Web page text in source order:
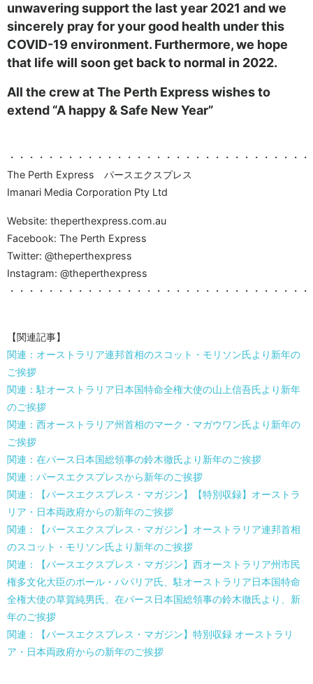
unwavering support the last year 2021 and we
sincerely pray for your good health under this
COVID-19 environment. Furthermore, we hope
that life will soon get back to normal in 2022.
All the crew at The Perth Express wishes to
extend “A happy & Safe New Year”
・・・・・・・・・・・・・・・・・・・・・・・・・・・・・・
The Perth Express パースエクスプレス
Imanari Media Corporation Pty Ltd
Website: theperthexpress.com.au
Facebook: The Perth Express
Twitter: @theperthexpress
Instagram: @theperthexpress
・・・・・・・・・・・・・・・・・・・・・・・・・・・・・・
【関連記事】
関連：オーストラリア連邦首相のスコット・モリソン氏より新年の
ご挨拶
関連：駐オーストラリア日本国特命全権大使の山上信吾氏より新年
のご挨拶
関連：西オーストラリア州首相のマーク・マガウワン氏より新年の
ご挨拶
関連：在パース日本国総領事の鈴木徹氏より新年のご挨拶
関連：パースエクスプレスから新年のご挨拶
関連：【パースエクスプレス・マガジン】【特別収録】オーストラ
リア・日本両政府からの新年のご挨拶
関連：【パースエクスプレス・マガジン】オーストラリア連邦首相
のスコット・モリソン氏より新年のご挨拶
関連：【パースエクスプレス・マガジン】西オーストラリア州市民
権多文化大臣のポール・パパリア氏、駐オーストラリア日本国特命
全権大使の草賀純男氏、在パース日本国総領事の鈴木徹氏より、新
年のご挨拶
関連：【パースエクスプレス・マガジン】特別収録 オーストラリ
ア・日本両政府からの新年のご挨拶